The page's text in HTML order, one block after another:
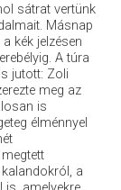
sátrat vertünk
Másnap
kék jelzésen
A túra
jutott: Zoli
meg az
is
élménnyel
a